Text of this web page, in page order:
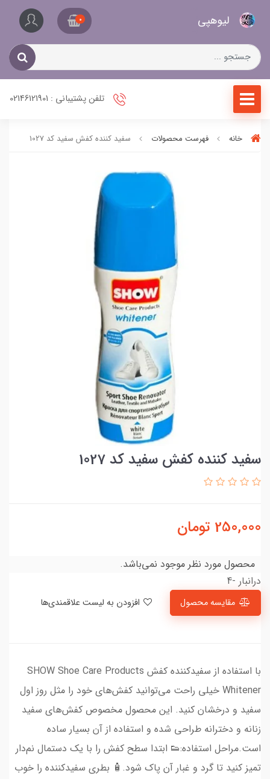
لیو‌هپی 0
تلفن پشتیبانی : 02146121901
خانه فهرست محصولات سفید کننده کفش سفید کد 1027
سفید کننده کفش سفید کد 1027
250,000 تومان
محصول مورد نظر موجود نمی‌باشد.
درانبار -4
مقایسه محصول
با استفاده از سفیدکننده کفش SHOW Shoe Care Products
Whitener خیلی راحت می‌توانید کفش‌های خود را مثل روز اول
سفید و درخشان کنید. این محصول مخصوص کفش‌های سفید
زنانه و دخترانه طراحی شده و استفاده از آن بسیار ساده
است.مراحل استفاده:👟 ابتدا سطح کفش را با یک دستمال نم‌دار
تمیز کنید تا گرد و غبار آن پاک شود.🧴 بطری سفیدکننده را خوب